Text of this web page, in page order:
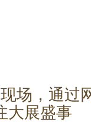
场，通过
大展盛事